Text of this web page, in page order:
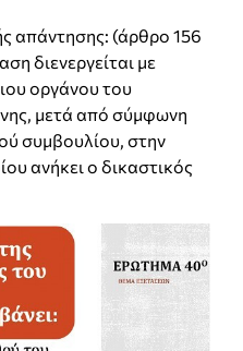
απάντησης: (άρθρο 156
διενεργείται με
οργάνου του
μετά από σύμφωνη
συμβουλίου, στην
ανήκει ο δικαστικός